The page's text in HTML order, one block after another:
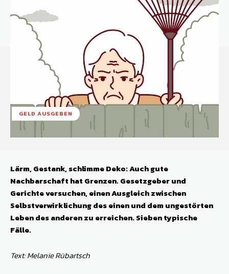
GELD AUSGEBEN
Lärm, Gestank, schlimme Deko: Auch gute
Nachbarschaft hat Grenzen. Gesetzgeber und
Gerichte versuchen, einen Ausgleich zwischen
Selbstverwirklichung des einen und dem ungestörten
Leben des anderen zu erreichen. Sieben typische
Fälle.
Text: Melanie Rübartsch